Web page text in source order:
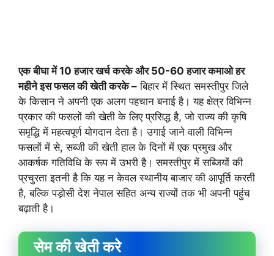
एक बीघा में 10 हजार खर्च करके और 50-60 हजार कमाओ हर
महीने इस फसल की खेती करके – बिहार में स्थित समस्तीपुर जिले
के किसान ने अपनी एक अलग पहचान बनाई है। यह क्षेत्र विभिन्न
प्रकार की फसलों की खेती के लिए प्रसिद्ध है, जो राज्य की कृषि
समृद्धि में महत्वपूर्ण योगदान देता है। उगाई जाने वाली विभिन्न
फसलों में से, सब्जी की खेती हाल के दिनों में एक प्रमुख और
आकर्षक गतिविधि के रूप में उभरी है। समस्तीपुर में सब्जियों की
प्रचुरता इतनी है कि यह न केवल स्थानीय बाजार की आपूर्ति करती
है, बल्कि पड़ोसी देश नेपाल सहित अन्य राज्यों तक भी अपनी पहुंच
बढ़ाती है।
सेम की खेती करे